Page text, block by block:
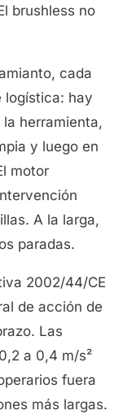
brushless no
cada
logística: hay
herramienta,
y luego en
motor
A la larga,
paradas.
2002/44/CE
de acción de
Las
a 0,4 m/s²
fuera
más largas.